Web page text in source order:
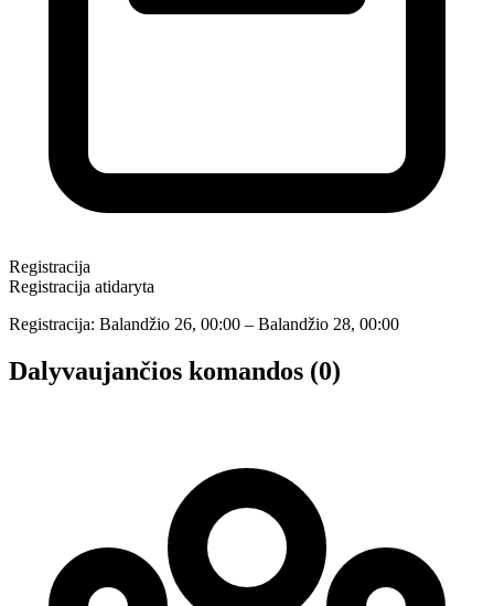
Registracija
Registracija atidaryta
Registracija: Balandžio 26, 00:00 – Balandžio 28, 00:00
Dalyvaujančios komandos (0)